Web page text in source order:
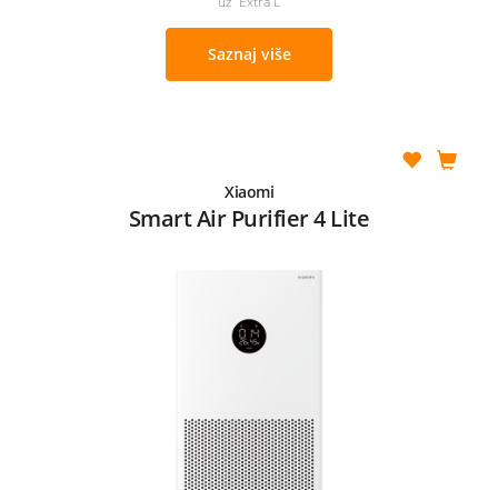
Saznaj više
Xiaomi
Smart Air Purifier 4 Lite